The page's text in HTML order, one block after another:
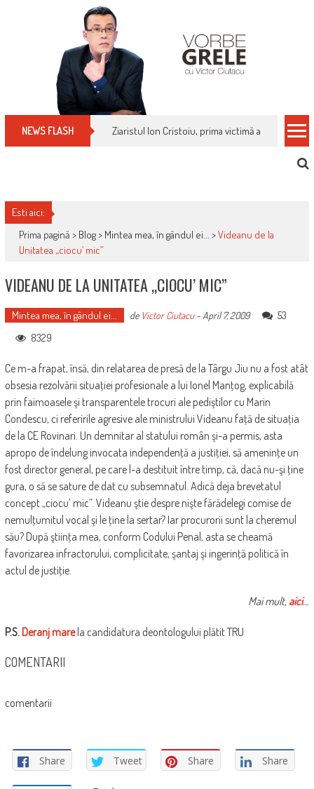
NEWS FLASH Ziaristul Ion Cristoiu, prima victimă a noi
Esti aici:
Prima pagină > Blog> Mintea mea, în gândul ei... >Videanu de la
Unitatea „ciocu’ mic”
VIDEANU DE LA UNITATEA „CIOCU’ MIC”
Mintea mea, în gândul ei... de Victor Ciutacu-April 7, 2009
53
8329
Ce m-a frapat, însă, din relatarea de presă de la Târgu Jiu nu a fost atât
obsesia rezolvării situaţiei profesionale a lui Ionel Manţog, explicabilă
prin faimoasele şi transparentele trocuri ale pediştilor cu Marin
Condescu, ci referirile agresive ale ministrului Videanu faţă de situaţia
de la CE Rovinari. Un demnitar al statului român şi-a permis, asta
apropo de îndelung invocata independenţă a justiţiei, să ameninţe un
fost director general, pe care l-a destituit între timp, că, dacă nu-şi ţine
gura, o să se sature de dat cu subsemnatul. Adică deja brevetatul
concept „ciocu’ mic”. Videanu ştie despre nişte fărădelegi comise de
nemulţumitul vocal şi le ţine la sertar? Iar procurorii sunt la cheremul
său? După ştiinţa mea, conform Codului Penal, asta se cheamă
favorizarea infractorului, complicitate, şantaj şi ingerinţă politică în
actul de justiţie.
Mai mult, aici…
P.S.Deranj marela candidatura deontologului plătit TRU
COMENTARII
comentarii
Share Tweet Share Share